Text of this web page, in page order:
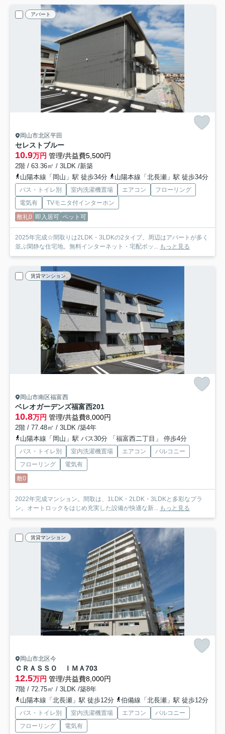
アパート
岡山市北区平田
セレストブルー
10.9万円 管理/共益費5,500円
2階 / 63.36㎡ / 3LDK /新築
山陽本線「岡山」駅 徒歩34分
山陽本線「北長瀬」駅 徒歩34分
バス・トイレ別 室内洗濯機置場 エアコン
フローリング
電気有
TVモニタ付インターホン
敷礼0 即入居可 ペット可
2025年完成☆間取りは2LDK・3LDKの2タイプ。周辺はアパートが多く
並ぶ閑静な住宅地。無料インターネット・宅配ボッ...
もっと見る
賃貸マンション
岡山市南区福富西
ベレオガーデンズ福富西201
10.8万円 管理/共益費8,000円
2階 / 77.48㎡ / 3LDK /築4年
山陽本線「岡山」駅 バス30分 「福富西二丁目」 停歩4分
バス・トイレ別 室内洗濯機置場 エアコン
バルコニー
フローリング
電気有
敷0
2022年完成マンション。間取は、1LDK・2LDK・3LDKと多彩なプラ
ン。オートロックをはじめ充実した設備が快適な新...
もっと見る
賃貸マンション
岡山市北区今
ＣＲＡＳＳＯ ＩＭＡ703
12.5万円 管理/共益費8,000円
7階 / 72.75㎡ / 3LDK /築8年
山陽本線「北長瀬」駅 徒歩12分
伯備線「北長瀬」駅 徒歩12分
バス・トイレ別 室内洗濯機置場 エアコン
バルコニー
フローリング
電気有